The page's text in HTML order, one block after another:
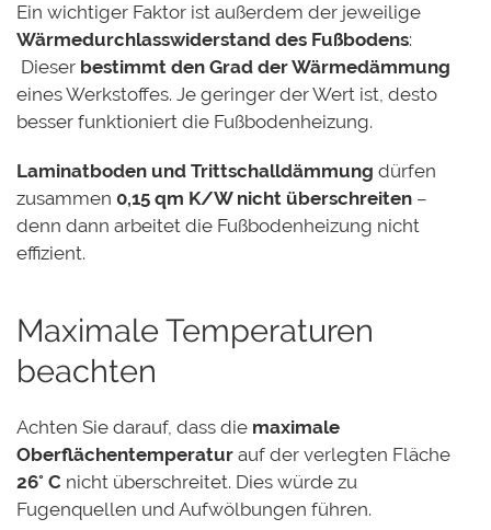
Ein wichtiger Faktor ist außerdem der jeweilige
Wärmedurchlasswiderstand des Fußbodens:
Dieser bestimmt den Grad der Wärmedämmung
eines Werkstoffes. Je geringer der Wert ist, desto
besser funktioniert die Fußbodenheizung.
Laminatboden und Trittschalldämmung dürfen
zusammen 0,15 qm K/W nicht überschreiten –
denn dann arbeitet die Fußbodenheizung nicht
effizient.
Maximale Temperaturen
beachten
Achten Sie darauf, dass die maximale
Oberflächentemperatur auf der verlegten Fläche
26° C nicht überschreitet. Dies würde zu
Fugenquellen und Aufwölbungen führen.